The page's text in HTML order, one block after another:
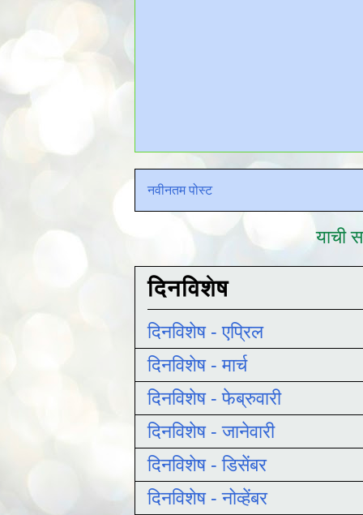
नवीनतम पोस्ट
याची
दिनविशेष
दिनविशेष - एप्रिल
दिनविशेष - मार्च
दिनविशेष - फेब्रुवारी
दिनविशेष - जानेवारी
दिनविशेष - डिसेंबर
दिनविशेष - नोव्हेंबर